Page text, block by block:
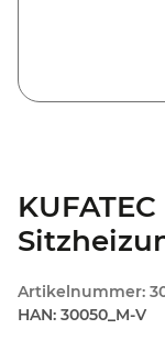
Artikelnummer:
HAN: 30050_M-V